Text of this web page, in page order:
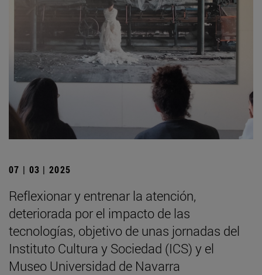
07 | 03 | 2025
Reflexionar y entrenar la atención,
deteriorada por el impacto de las
tecnologías, objetivo de unas jornadas del
Instituto Cultura y Sociedad (ICS) y el
Museo Universidad de Navarra